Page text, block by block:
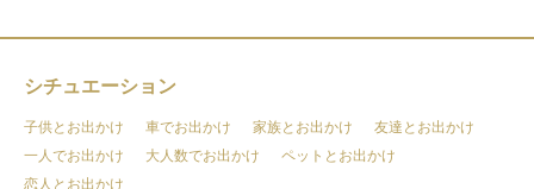
シチュエーション
子供とお出かけ 車でお出かけ 家族とお出かけ
友達とお出かけ
一人でお出かけ
大人数でお出かけ
ペットとお出かけ
恋人とお出かけ